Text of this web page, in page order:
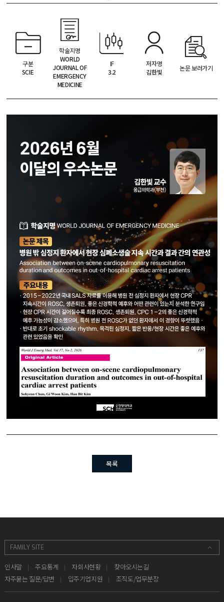
구분
SCIE
학술지명
WORLD
JOURNAL OF
EMERGENCY
MEDICINE
IF
3.2
저자명
김한빛
논문 보러가기
목록
인사말 주요통계 자회사현황
찾아오시는길
자주묻는 질문/답변
입주기업지원 조직도/업무분장